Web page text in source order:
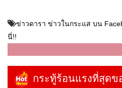
ข่าวดารา ข่าวในกระแส บน
นี่!!
กระทู้ร้อนแรงที่สุดข